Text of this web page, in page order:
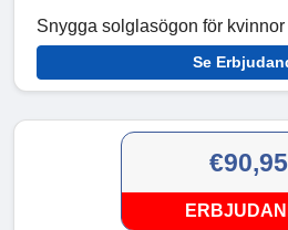
Snygga solglasögon för kvinnor
Se
€90,95